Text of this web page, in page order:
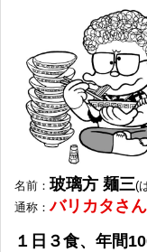
名前 ： 玻璃方 麺三(
通称 ：バリカタさん
１日３食、年間